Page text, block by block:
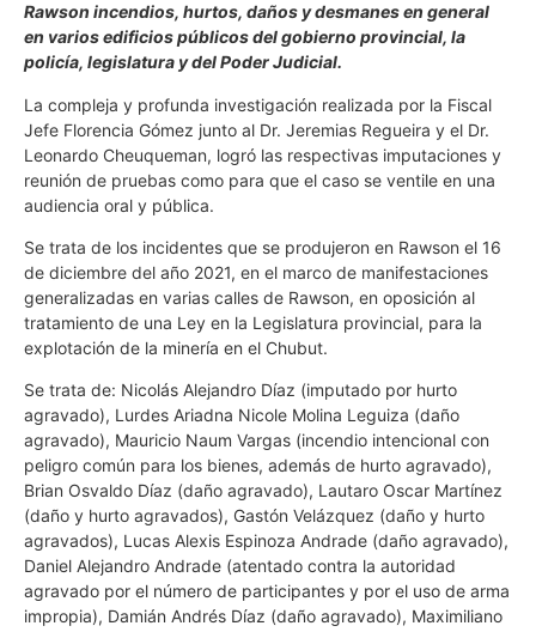
Rawson incendios, hurtos, daños y desmanes en general
en varios edificios públicos del gobierno provincial, la
policía, legislatura y del Poder Judicial.
La compleja y profunda investigación realizada por la Fiscal
Jefe Florencia Gómez junto al Dr. Jeremias Regueira y el Dr.
Leonardo Cheuqueman, logró las respectivas imputaciones y
reunión de pruebas como para que el caso se ventile en una
audiencia oral y pública.
Se trata de los incidentes que se produjeron en Rawson el 16
de diciembre del año 2021, en el marco de manifestaciones
generalizadas en varias calles de Rawson, en oposición al
tratamiento de una Ley en la Legislatura provincial, para la
explotación de la minería en el Chubut.
Se trata de: Nicolás Alejandro Díaz (imputado por hurto
agravado), Lurdes Ariadna Nicole Molina Leguiza (daño
agravado), Mauricio Naum Vargas (incendio intencional con
peligro común para los bienes, además de hurto agravado),
Brian Osvaldo Díaz (daño agravado), Lautaro Oscar Martínez
(daño y hurto agravados), Gastón Velázquez (daño y hurto
agravados), Lucas Alexis Espinoza Andrade (daño agravado),
Daniel Alejandro Andrade (atentado contra la autoridad
agravado por el número de participantes y por el uso de arma
impropia), Damián Andrés Díaz (daño agravado), Maximiliano